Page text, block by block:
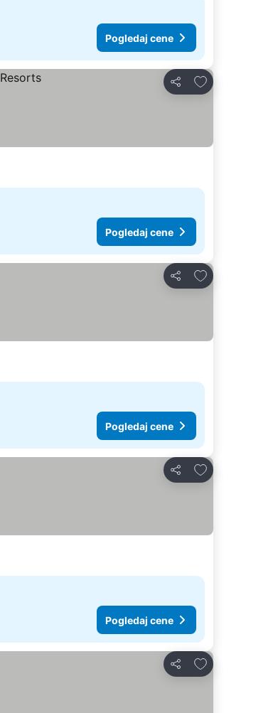
Pogledaj cene
Deli
Dodati u favorite
Pogledaj cene
Deli
Dodati u favorite
Pogledaj cene
Deli
Dodati u favorite
Pogledaj cene
Deli
Dodati u favorite